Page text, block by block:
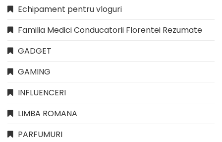
Echipament pentru vloguri
Familia Medici Conducatorii Florentei Rezumate
GADGET
GAMING
INFLUENCERI
LIMBA ROMANA
PARFUMURI